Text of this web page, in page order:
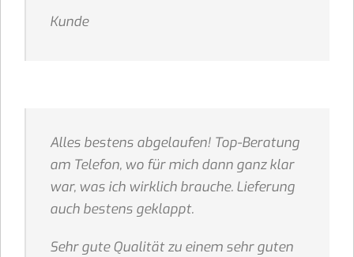
Kunde
Alles bestens abgelaufen! Top-Beratung
am Telefon, wo für mich dann ganz klar
war, was ich wirklich brauche. Lieferung
auch bestens geklappt.
Sehr gute Qualität zu einem sehr guten